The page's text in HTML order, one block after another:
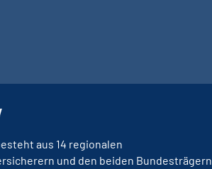
aus 14 regionalen
und den beiden Bundesträgern